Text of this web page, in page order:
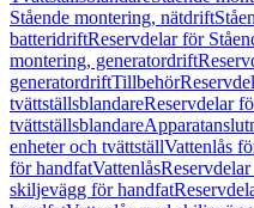
Stående montering, nätdrift
batteridriftReservdelar för
montering, generatordrift
generatordriftTillbehör
tvättställsblandareReservdelar
tvättställsblandare
enheter och tvättställVattenlås
för handfatVattenlås
skiljevägg för handfat